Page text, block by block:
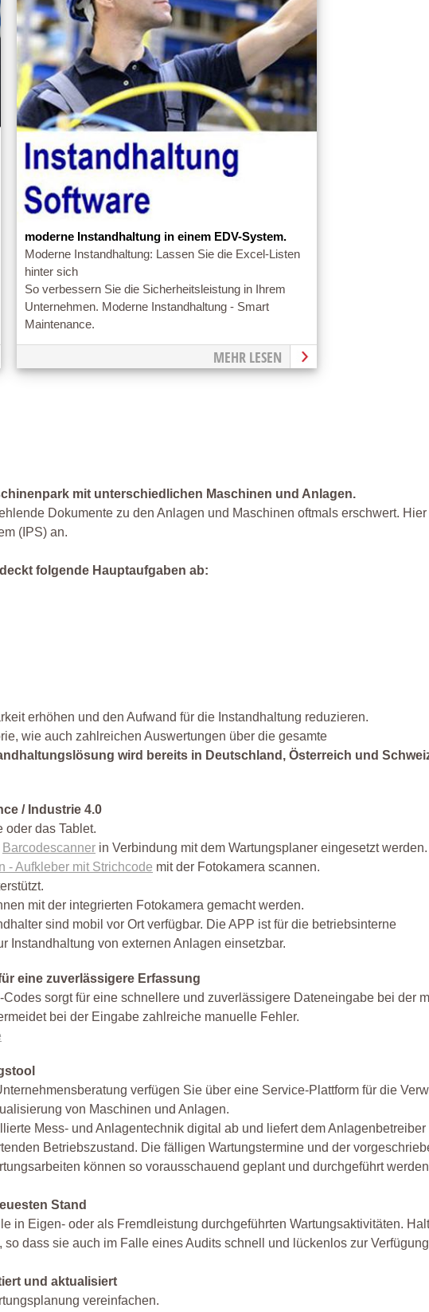
moderne Instandhaltung in einem EDV-System.
Moderne Instandhaltung: Lassen Sie die Excel-Listen
hinter sich
So verbessern Sie die Sicherheitsleistung in Ihrem
Unternehmen. Moderne Instandhaltung - Smart
Maintenance.
MEHR LESEN
mit unterschiedlichen Maschinen und Anlagen.
Dokumente zu den Anlagen und Maschinen oftmals erschwert. Hier
(IPS) an.
folgende Hauptaufgaben ab:
erhöhen und den Aufwand für die Instandhaltung reduzieren.
wie auch zahlreichen Auswertungen über die gesamte
wird bereits in Deutschland, Österreich und
/ Industrie 4.0
oder das Tablet.
Barcodescanner in Verbindung mit dem Wartungsplaner eingesetzt werden.
- Aufkleber mit Strichcode mit der Fotokamera scannen.
mit der integrierten Fotokamera gemacht werden.
sind mobil vor Ort verfügbar. Die APP ist für die betriebsinterne
Instandhaltung von externen Anlagen einsetzbar.
eine zuverlässigere Erfassung
sorgt für eine schnellere und zuverlässigere Dateneingabe bei der
bei der Eingabe zahlreiche manuelle Fehler.
verfügen Sie über eine Service-Plattform für die
von Maschinen und Anlagen.
Mess- und Anlagentechnik digital ab und liefert dem Anlagenbetreiber
Betriebszustand. Die fälligen Wartungstermine und der
können so vorausschauend geplant und durchgeführt
Stand
in Eigen- oder als Fremdleistung durchgeführten Wartungsaktivitäten.
dass sie auch im Falle eines Audits schnell und lückenlos zur
und aktualisiert
vereinfachen.